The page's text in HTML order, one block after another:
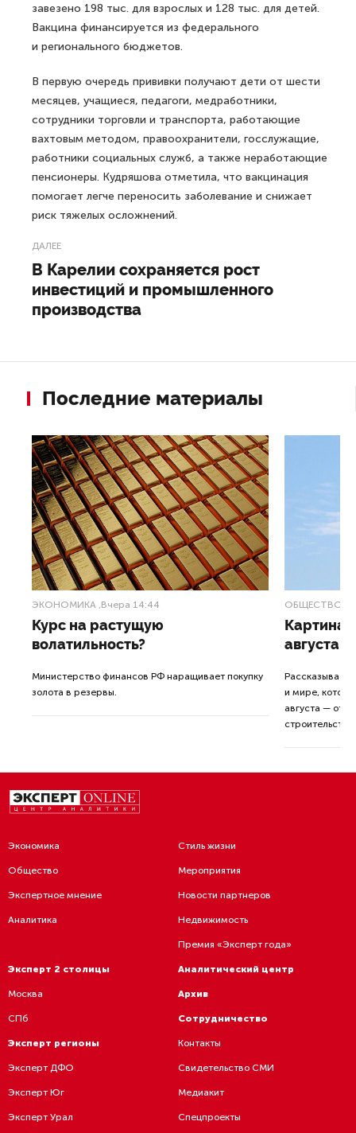
завезено 198 тыс. для взрослых и 128 тыс. для детей.
Вакцина финансируется из федерального
и регионального бюджетов.
В первую очередь прививки получают дети от шести
месяцев, учащиеся, педагоги, медработники,
сотрудники торговли и транспорта, работающие
вахтовым методом, правоохранители, госслужащие,
работники социальных служб, а также неработающие
пенсионеры. Кудряшова отметила, что вакцинация
помогает легче переносить заболевание и снижает
риск тяжелых осложнений.
ДАЛЕЕ
В Карелии сохраняется рост
инвестиций и промышленного
производства
Последние материалы
ЭКОНОМИКА ,Вчера 14:44
Курс на растущую
волатильность?
Министерство финансов РФ наращивает покупку
золота в резервы.
ОБЩЕСТВО
Картина
августа
Рассказываем
и мире,
августа — от
Экономика
Общество
Экспертное мнение
Аналитика
Стиль жизни
Мероприятия
Новости партнеров
Недвижимость
Премия «Эксперт года»
Эксперт 2 столицы
Москва
СПб
Эксперт регионы
Эксперт ДФО
Эксперт Юг
Эксперт Урал
Аналитический центр
Архив
Сотрудничество
Контакты
Свидетельство СМИ
Медиакит
Спецпроекты